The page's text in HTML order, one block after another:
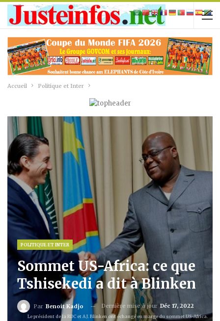
Accueil Politique et Inter
POLITIQUE ET INTER
Sommet US-Africa: ce que
Tshisekedi a dit à Blinken
Par Benoit Kadjo Dernière mise à jour Déc 17, 2022
Le président de la RDC et A J. Blinken ont échangé en marge du sommet US-Africa.